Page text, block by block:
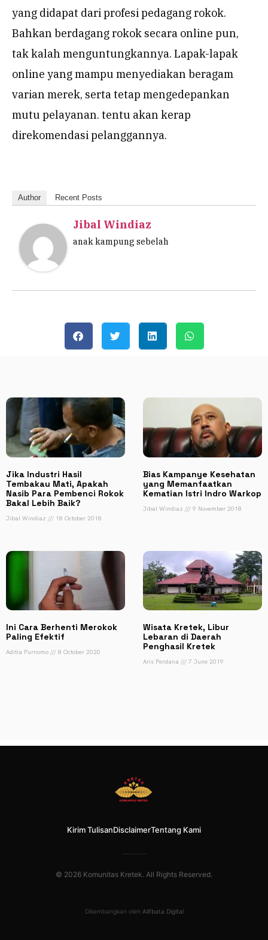
yang didapat dari profesi pedagang rokok.
Bahkan berdagang rokok secara online pun,
tak kalah menguntungkannya. Lapak-lapak
online yang mampu menyediakan beragam
varian merek, serta tetap mengedepankan
mutu pelayanan. tentu akan kerap
direkomendasi pelanggannya.
Author Recent Posts
Jibal Windiaz
anak kampung sebelah
Jika Industri Hasil
Tembakau Mati, Apakah
Nasib Para Pembenci Rokok
Bakal Lebih Baik?
Jibal Windiaz 18 October 2018
Bias Kampanye Kesehatan
yang Memanfaatkan
Kematian Istri Indro Warkop
Jibal Windiaz 9 November 2018
Ini Cara Berhenti Merokok
Paling Efektif
Aditia Purnomo 8 October 2020
Wisata Kretek, Libur
Lebaran di Daerah
Penghasil Kretek
Aris Perdana 7 June 2019
Kirim TulisanDisclaimerTentang Kami
© 2026 Komunitas Kretek. All Rights Reserved.
Dikembangkan oleh Alifbata Digital